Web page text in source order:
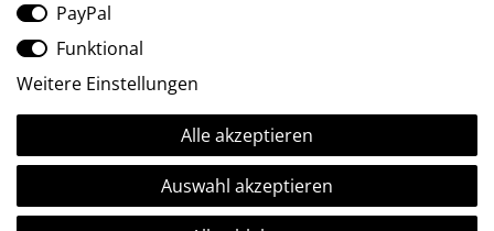
Ⓒ2009-2026 ARTland GmbH • Alle Rechte vorbehalten.
PayPal
Funktional
Weitere Einstellungen
Alle akzeptieren
Auswahl akzeptieren